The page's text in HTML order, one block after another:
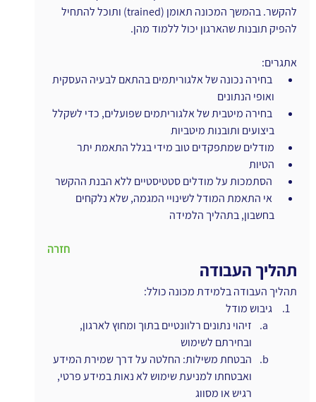
להקשר. בהמשך המכונה תאומן (trained) ותוכל להתחיל
להפיק תובנות שהארגון יכול ללמוד מהן.
אתגרים:
בחירה נכונה של אלגוריתמים בהתאם לבעיה העסקית
ואופי הנתונים
בחירה מיטבית של אלגוריתמים שפועלים, כדי לשקלל
ביצועים ותובנות מיטביות
מודלים שמתפקדים טוב מידי בגלל התאמת יתר
הטיות
אי התאמת המודל לשינויי המגמה, שלא נלקחים
בחשבון, בתהליך הלמידה
חזרה
תהליך העבודה
תהליך העבודה בלמידת מכונה כולל:
זיהוי נתונים רלוונטיים בתוך ומחוץ לארגון,
ובחירתם לשימוש
הבטחת משילות: החלטה על דרך שמירת המידע
ואבטחתו למניעת שימוש לא נאות במידע פרטי,
רגיש או מסווג